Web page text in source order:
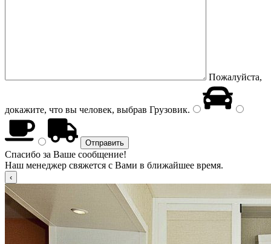
Пожалуйста,
докажите, что вы человек, выбрав Грузовик.
Спасибо за Ваше сообщение!
Наш менеджер свяжется с Вами в ближайшее время.